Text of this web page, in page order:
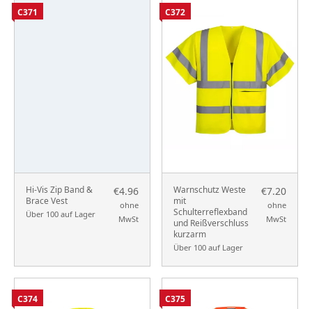
Hi-Vis Zip Band &
Brace Vest
Über 100 auf Lager
€4.96
ohne
MwSt
C371
Warnschutz Weste
mit
Schulterreflexband
und Reißverschluss
kurzarm
Über 100 auf Lager
€7.20
ohne
MwSt
C372
C374 C375